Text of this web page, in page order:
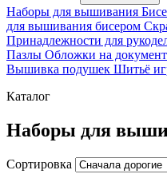
Наборы для вышивания
для вышивания бисером
Принадлежности для
Пазлы Обложки на
Вышивка подушек Шитьё
Каталог
Наборы для
Сортировка